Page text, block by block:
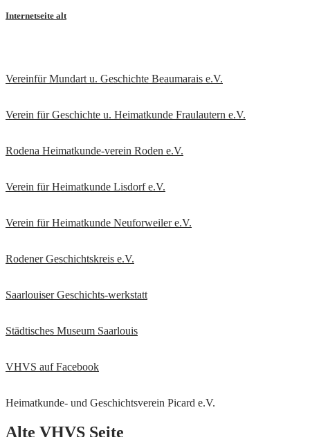
Internetseite alt
Vereinfür Mundart u. Geschichte Beaumarais e.V.
Verein für Geschichte u. Heimatkunde Fraulautern e.V.
Rodena Heimatkunde-verein Roden e.V.
Verein für Heimatkunde Lisdorf e.V.
Verein für Heimatkunde Neuforweiler e.V.
Rodener Geschichtskreis e.V.
Saarlouiser Geschichts-werkstatt
Städtisches Museum Saarlouis
VHVS auf Facebook
Heimatkunde- und Geschichtsverein Picard e.V.
Alte VHVS Seite